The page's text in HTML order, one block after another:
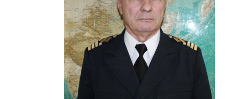
Рыбоохрана России
Отрасль в цифрах
Инфографика
Большая африканская экспедиция
Укрепление духовно-нравственных ценностей